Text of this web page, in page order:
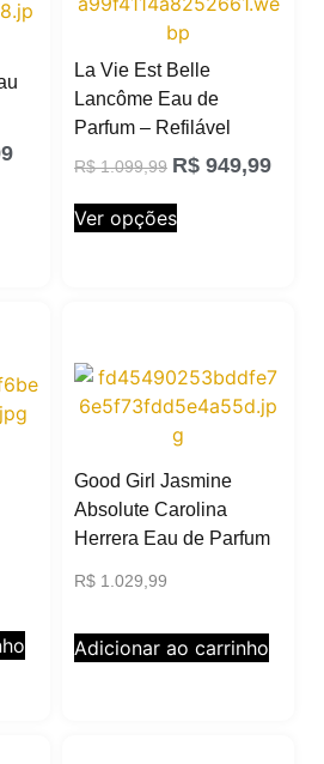
La Vie Est Belle
Lancôme Eau de
Parfum – Refilável
R$1.099,99 R$ 949,99
Ver opções
Good Girl Jasmine
Absolute Carolina
Herrera Eau de Parfum
R$ 1.029,99
Adicionar ao carrinho